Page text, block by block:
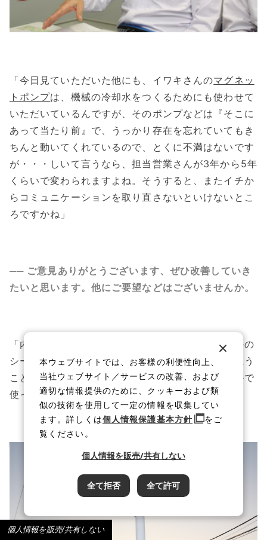
「今日見ていただいた他にも、イワキさんのマグネッ
トポンプは、機械の冷却水をつくるためにも使わせて
いただいているんですが、そのポンプなどは『そこに
あって当たり前』で、うっかり存在を忘れていてもき
ちんと動いてくれているので、とくに不満はないです
が・・・しいて言うなら、担当営業さんが3年から5年
くらいで変わられますよね。そうすると、またイチか
らコミュニケーションを取り直さないといけないとこ
ろですかね」
── ご意見ありがとうございます、ぜひ改善していき
たいと思います。他にご要望などはございませんか。
「内部の構造が見えるように、アクリル製かなにかの
シースルーのポンプがあったらおもしろいなぁと思う
ことがあります。たとえば、新人への講習会なんかで
使ったら、ウケるんじゃないかな」
個人情報を販売/共有しない
本ウェブサイトでは、お客様の利便性向上、
当社ウェブサイト／サービスの改善、および
適切な情報提供のために、クッキーおよび類
似の技術を使用して一定の情報を収集してい
ます。詳しくは個人情報保護基本方針
をご
覧ください。
個人情報を販売/共有しない
全て拒否 全て許可